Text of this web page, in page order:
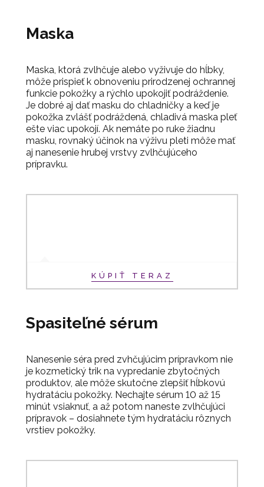
Maska
Maska, ktorá zvlhčuje alebo vyživuje do hĺbky,
môže prispieť k obnoveniu prirodzenej ochrannej
funkcie pokožky a rýchlo upokojiť podráždenie.
Je dobré aj dať masku do chladničky a keď je
pokožka zvlášť podráždená, chladivá maska pleť
ešte viac upokojí. Ak nemáte po ruke žiadnu
masku, rovnaký účinok na výživu pleti môže mať
aj nanesenie hrubej vrstvy zvlhčujúceho
prípravku.
KÚPIŤ TERAZ
Spasiteľné sérum
Nanesenie séra pred zvhčujúcim prípravkom nie
je kozmetický trik na vypredanie zbytočných
produktov, ale môže skutočne zlepšiť hĺbkovú
hydratáciu pokožky. Nechajte sérum 10 až 15
minút vsiaknuť, a až potom naneste zvlhčujúci
prípravok – dosiahnete tým hydratáciu rôznych
vrstiev pokožky.